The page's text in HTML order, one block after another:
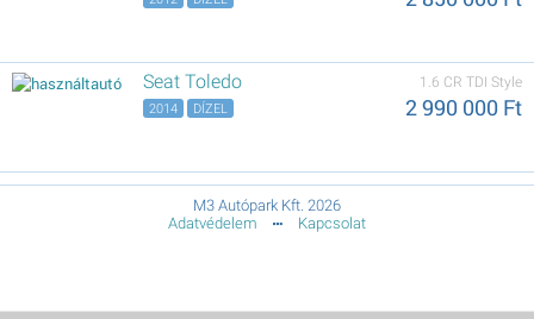
Seat Toledo 1.6 CR TDI Style
2 990 000 Ft
2014 DÍZEL
M3 Autópark Kft. 2026
Adatvédelem
Kapcsolat